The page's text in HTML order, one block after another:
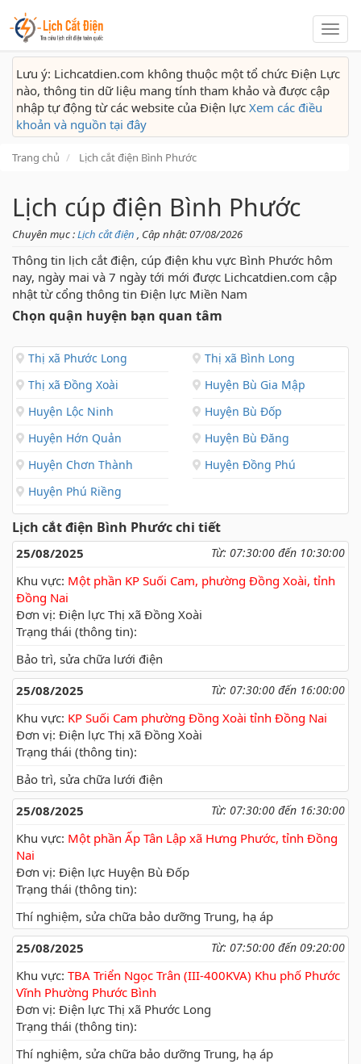
Lịch
cắt
Lưu ý: Lichcatdien.com không thuộc một tổ chức Điện Lực
nào, thông tin dữ liệu mang tính tham khảo và được cập
nhập tự động từ các website của Điện lực Xem các điều
khoản và nguồn tại đây
Trang chủ Lịch cắt điện Bình Phước
Lịch cúp điện Bình Phước
Chuyên mục :Lịch cắt điện , Cập nhật: 07/08/2026
Thông tin lịch cắt điện, cúp điện khu vực Bình Phước hôm
nay, ngày mai và 7 ngày tới mới được Lichcatdien.com cập
nhật từ cổng thông tin Điện lực Miền Nam
Chọn quận huyện bạn quan tâm
Thị xã Phước Long
Thị xã Bình Long
Thị xã Đồng Xoài
Huyện Bù Gia Mập
Huyện Lộc Ninh
Huyện Bù Đốp
Huyện Hớn Quản
Huyện Bù Đăng
Huyện Chơn Thành
Huyện Đồng Phú
Huyện Phú Riềng
Lịch cắt điện Bình Phước chi tiết
25/08/2025 Từ: 07:30:00 đến 10:30:00
Khu vực: Một phần KP Suối Cam, phường Đồng Xoài, tỉnh
Đồng Nai
Đơn vị: Điện lực Thị xã Đồng Xoài
Trạng thái (thông tin):
Bảo trì, sửa chữa lưới điện
25/08/2025
Từ: 07:30:00 đến 16:00:00
Khu vực: KP Suối Cam phường Đồng Xoài tỉnh Đồng Nai
Đơn vị: Điện lực Thị xã Đồng Xoài
Trạng thái (thông tin):
Bảo trì, sửa chữa lưới điện
25/08/2025
Từ: 07:30:00 đến 16:30:00
Khu vực: Một phần Ấp Tân Lập xã Hưng Phước, tỉnh Đồng
Nai
Đơn vị: Điện lực Huyện Bù Đốp
Trạng thái (thông tin):
Thí nghiệm, sửa chữa bảo dưỡng Trung, hạ áp
25/08/2025
Từ: 07:50:00 đến 09:20:00
Khu vực: TBA Triển Ngọc Trân (III-400KVA) Khu phố Phước
Vĩnh Phường Phước Bình
Đơn vị: Điện lực Thị xã Phước Long
Trạng thái (thông tin):
Thí nghiệm, sửa chữa bảo dưỡng Trung, hạ áp